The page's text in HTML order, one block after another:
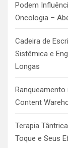
Podem
Oncologia –
Cadeira de
Sistêmica e
Longas
Ranqueamento
Content
Terapia
Toque e Seus